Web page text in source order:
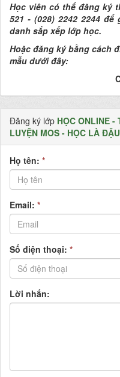
Học viên có thể đăng ký
521 - (028) 2242 2244
danh sắp xếp lớp học.
Hoặc đăng ký bằng cách
mẫu dưới đây:
Đăng ký lớp HỌC ONLINE -
LUYỆN MOS - HỌC LÀ
Họ tên: *
Email: *
Số điện thoại: *
Lời nhắn: